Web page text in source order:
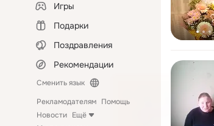
Игры
Подарки
Поздравления
Рекомендации
Сменить язык
Рекламодателям Помощь
Новости Ещё